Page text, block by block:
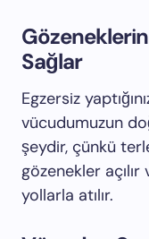
Gözeneklerin
Sağlar
Egzersiz
vücudumuzun
şeydir, çünkü
gözenekler
yollarla atılır.